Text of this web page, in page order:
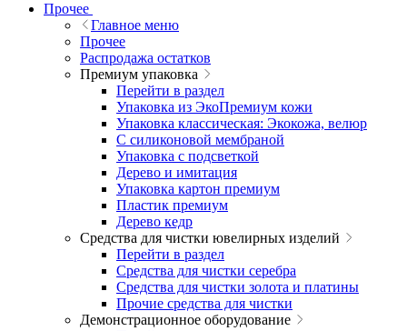
Прочее
Главное меню
Прочее
Распродажа остатков
Премиум упаковка
Перейти в раздел
Упаковка из ЭкоПремиум кожи
Упаковка классическая: Экокожа, велюр
С силиконовой мембраной
Упаковка с подсветкой
Дерево и имитация
Упаковка картон премиум
Пластик премиум
Дерево кедр
Средства для чистки ювелирных изделий
Перейти в раздел
Средства для чистки серебра
Средства для чистки золота и платины
Прочие средства для чистки
Демонстрационное оборудование